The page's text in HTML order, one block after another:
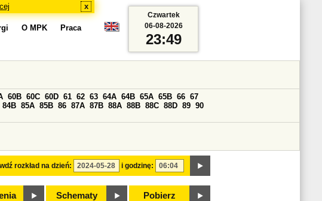
x
O MPK Praca
rozkład na dzień: i godzinę:
60B 60C 60D 61 62 63 64A 64B 65A 65B 66 67
84B 85A 85B 86 87A 87B 88A 88B 88C 88D 89 90
Schematy Pobierz
Czwartek
06-08-2026
23:49